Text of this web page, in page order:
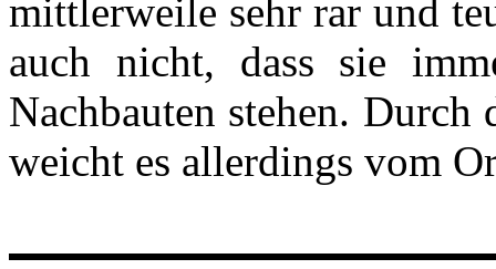
mittlerweile sehr rar und
auch nicht, dass sie
Nachbauten stehen.
weicht es allerdings vom